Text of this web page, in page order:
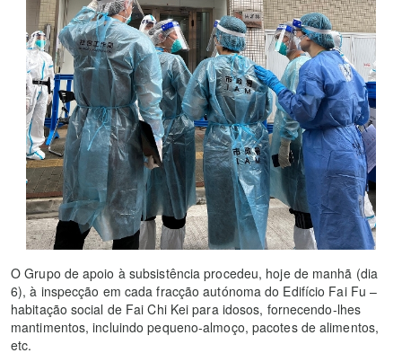
O Grupo de apoio à subsistência procedeu, hoje de manhã (dia
6), à inspecção em cada fracção autónoma do Edifício Fai Fu –
habitação social de Fai Chi Kei para idosos, fornecendo-lhes
mantimentos, incluindo pequeno-almoço, pacotes de alimentos,
etc.